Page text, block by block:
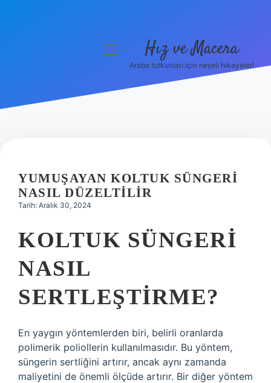
Hakkımızda
menüyü
Hız ve Macera
Araba tutkunları için neşeli hikayeler!
YUMUŞAYAN KOLTUK SÜNGERI
NASIL DÜZELTILIR
Tarih: Aralık 30, 2024
KOLTUK SÜNGERI
NASIL
SERTLEŞTIRME?
En yaygın yöntemlerden biri, belirli oranlarda
polimerik poliollerin kullanılmasıdır. Bu yöntem,
süngerin sertliğini artırır, ancak aynı zamanda
maliyetini de önemli ölçüde artırır. Bir diğer yöntem